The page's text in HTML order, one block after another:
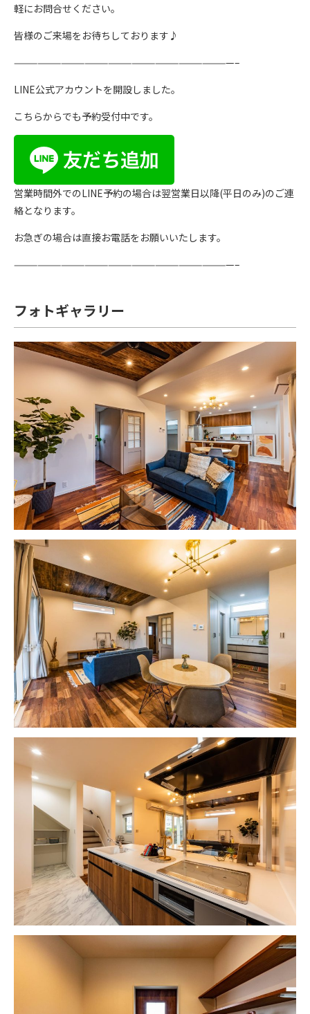
軽にお問合せください。
皆様のご来場をお待ちしております♪
————————————————————————————–
LINE公式アカウントを開設しました。
こちらからでも予約受付中です。
営業時間外でのLINE予約の場合は翌営業日以降(平日のみ)のご連
絡となります。
お急ぎの場合は直接お電話をお願いいたします。
————————————————————————————–
フォトギャラリー